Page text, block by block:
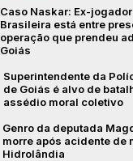
Caso Naskar: Ex-
Brasileira está entre
operação que prendeu
Goiás
Superintendente da
de Goiás é alvo de
assédio moral coletivo
Genro da deputada
morre após acidente de
Hidrolândia